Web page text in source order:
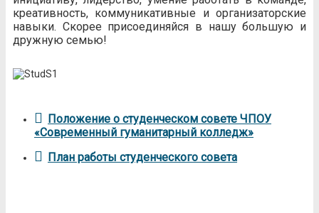
креативность, коммуникативные и организаторские
навыки. Скорее присоединяйся в нашу большую и
дружную семью!
Положение о студенческом совете ЧПОУ
«Современный гуманитарный колледж»
План работы студенческого совета